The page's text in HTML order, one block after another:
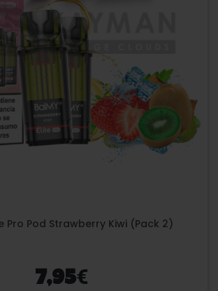
Pro Pod Strawberry Kiwi (Pack 2)
7,95€